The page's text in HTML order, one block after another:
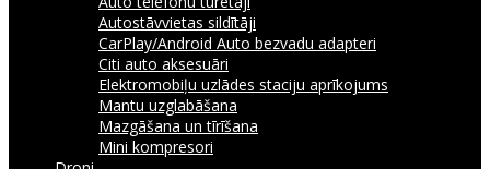
Autostāvvietas sildītāji
CarPlay/Android Auto bezvadu adapteri
Citi auto aksesuāri
Elektromobiļu uzlādes staciju aprīkojums
Mantu uzglabāšana
Mazgāšana un tīrīšana
Mini kompresori